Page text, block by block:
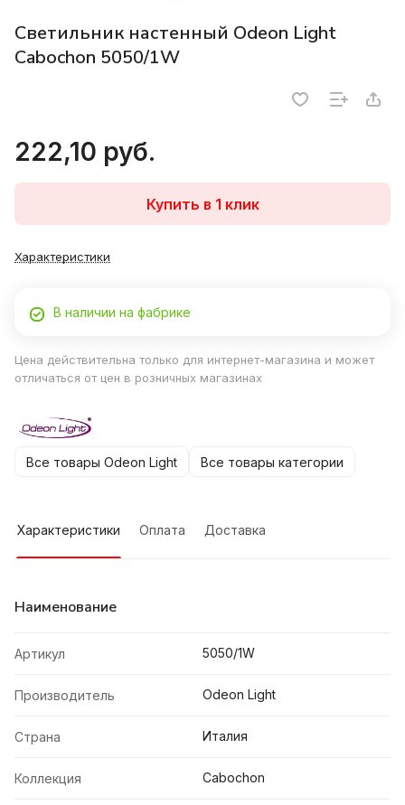
Светильник настенный Odeon Light
Cabochon 5050/1W
222,10 руб.
Купить в 1 клик
Характеристики
В наличии на фабрике
Цена действительна только для интернет-магазина и может
отличаться от цен в розничных магазинах
Все товары Odeon Light Все товары категории
Характеристики Оплата Доставка
Наименование
Артикул 5050/1W
Производитель Odeon Light
Страна Италия
Коллекция Cabochon